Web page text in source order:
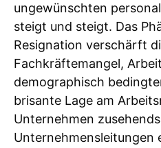
ungewünschten
steigt und steigt. Das
Resignation verschärft
Fachkräftemangel,
demographisch
brisante Lage am
Unternehmen
Unternehmensleitungen